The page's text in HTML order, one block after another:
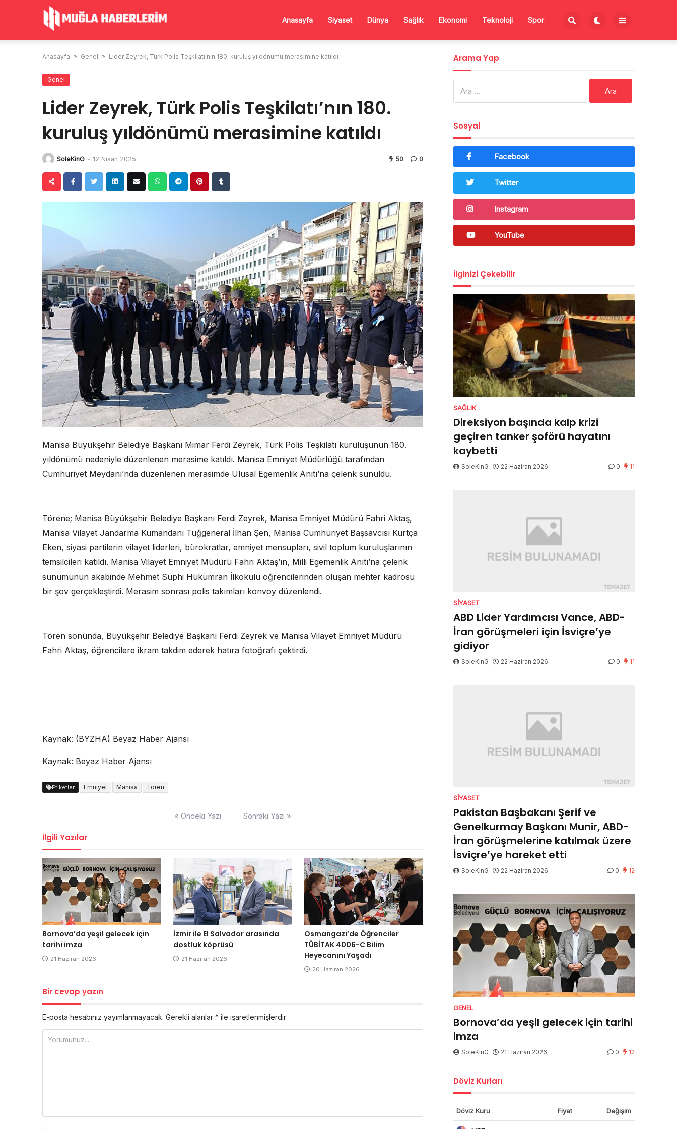
Anasayfa Siyaset Dünya Sağlık Ekonomi Teknoloji Spor
Anasayfa » Genel » Lider Zeyrek, Türk Polis Teşkilatı’nın 180. kuruluş yıldönümü merasimine katıldı
Genel
Lider Zeyrek, Türk Polis Teşkilatı’nın 180.
kuruluş yıldönümü merasimine katıldı
SoleKinG - 12 Nisan 2025 50 0
Manisa Büyükşehir Belediye Başkanı Mimar Ferdi Zeyrek, Türk Polis Teşkilatı kuruluşunun 180.
yıldönümü nedeniyle düzenlenen merasime katıldı. Manisa Emniyet Müdürlüğü tarafından
Cumhuriyet Meydanı’nda düzenlenen merasimde Ulusal Egemenlik Anıtı’na çelenk sunuldu.
Törene; Manisa Büyükşehir Belediye Başkanı Ferdi Zeyrek, Manisa Emniyet Müdürü Fahri Aktaş,
Manisa Vilayet Jandarma Kumandanı Tuğgeneral İlhan Şen, Manisa Cumhuriyet Başsavcısı Kurtça
Eken, siyasi partilerin vilayet liderleri, bürokratlar, emniyet mensupları, sivil toplum kuruluşlarının
temsilcileri katıldı. Manisa Vilayet Emniyet Müdürü Fahri Aktaş’ın, Milli Egemenlik Anıtı’na çelenk
sunumunun akabinde Mehmet Suphi Hükümran İlkokulu öğrencilerinden oluşan mehter kadrosu
bir şov gerçekleştirdi. Merasim sonrası polis takımları konvoy düzenlendi.
Tören sonunda, Büyükşehir Belediye Başkanı Ferdi Zeyrek ve Manisa Vilayet Emniyet Müdürü
Fahri Aktaş, öğrencilere ikram takdim ederek hatıra fotoğrafı çektirdi.
Kaynak: (BYZHA) Beyaz Haber Ajansı
Kaynak: Beyaz Haber Ajansı
Etiketler Emniyet Manisa Tören
« Önceki Yazı Sonraki Yazı »
İlgili Yazılar
Bornova’da yeşil gelecek için
tarihi imza
21 Haziran 2026
İzmir ile El Salvador arasında
dostluk köprüsü
21 Haziran 2026
Osmangazi’de Öğrenciler
TÜBİTAK 4006-C Bilim
Heyecanını Yaşadı
20 Haziran 2026
Bir cevap yazın
E-posta hesabınız yayımlanmayacak. Gerekli alanlar * ile işaretlenmişlerdir
Arama Yap
Sosyal
Facebook
Twitter
Instagram
YouTube
İlginizi Çekebilir
SAĞLIK
Direksiyon başında kalp krizi
geçiren tanker şoförü hayatını
kaybetti
SoleKinG 22 Haziran 2026 0 11
SIYASET
ABD Lider Yardımcısı Vance, ABD-
İran görüşmeleri için İsviçre’ye
gidiyor
SoleKinG 22 Haziran 2026 0 11
SIYASET
Pakistan Başbakanı Şerif ve
Genelkurmay Başkanı Munir, ABD-
İran görüşmelerine katılmak üzere
İsviçre’ye hareket etti
SoleKinG 22 Haziran 2026 0 12
GENEL
Bornova’da yeşil gelecek için tarihi
imza
SoleKinG 21 Haziran 2026 0 12
Döviz Kurları
Döviz Kuru Fiyat Değişim